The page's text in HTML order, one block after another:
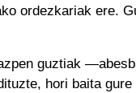
ordezkariak ere.
guztiak
hori baita